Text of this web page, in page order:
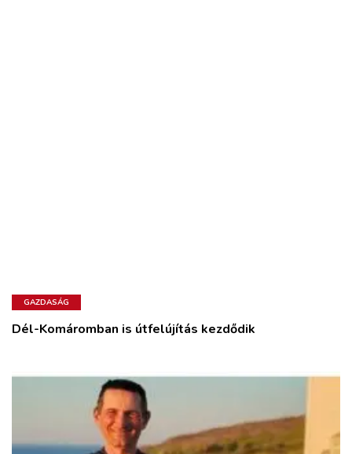
GAZDASÁG
Dél-Komáromban is útfelújítás kezdődik